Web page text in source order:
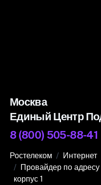
Москва
Единый Центр
8 (800) 505-88-41
Ростелеком
Интернет
Провайдер по
корпус 1